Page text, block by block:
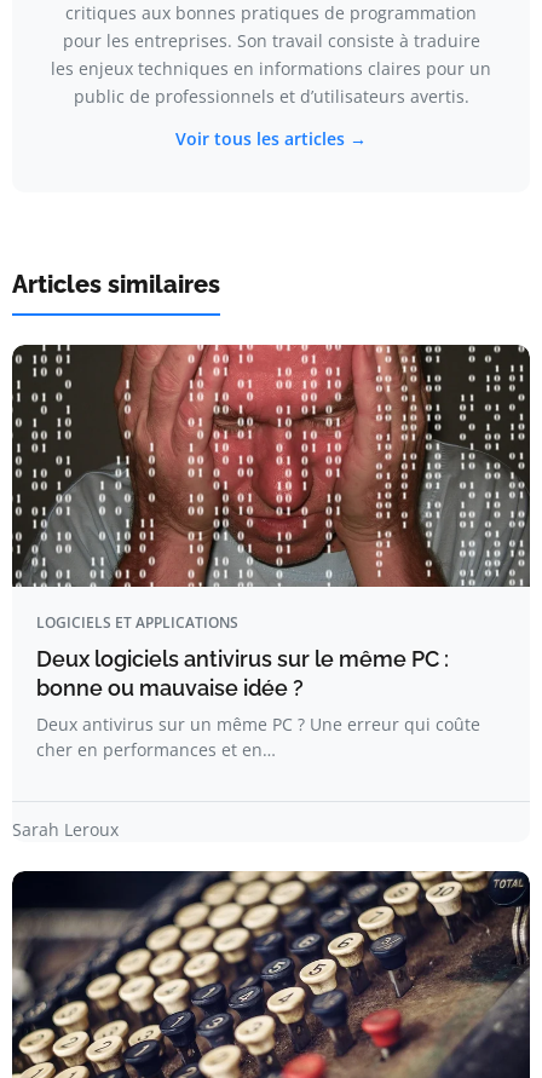
critiques aux bonnes pratiques de programmation
pour les entreprises. Son travail consiste à traduire
les enjeux techniques en informations claires pour un
public de professionnels et d’utilisateurs avertis.
Voir tous les articles →
Articles similaires
LOGICIELS ET APPLICATIONS
Deux logiciels antivirus sur le même PC :
bonne ou mauvaise idée ?
Deux antivirus sur un même PC ? Une erreur qui coûte
cher en performances et en…
Sarah Leroux